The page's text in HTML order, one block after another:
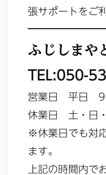
張サポートをご
ふじしまや
TEL:050-
営業日 平日 9
休業日 土・日
※休業日でも対
ます。
上記の時間内で